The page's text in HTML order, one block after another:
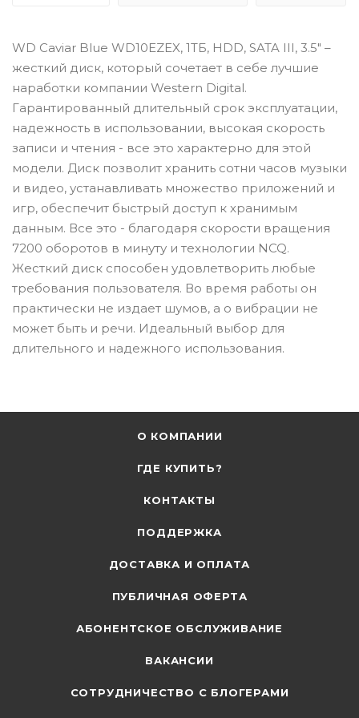
WD Caviar Blue WD10EZEX, 1ТБ, HDD, SATA III, 3.5" –
жесткий диск, который сочетает в себе лучшие
наработки компании Western Digital.
Гарантированный длительный срок эксплуатации,
надежность в использовании, высокая скорость
записи и чтения - все это характерно для этой
модели. Диск позволит хранить сотни часов музыки
и видео, устанавливать множество приложений и
игр, обеспечит быстрый доступ к хранимым
данным. Все это - благодаря скорости вращения
7200 оборотов в минуту и технологии NCQ.
Жесткий диск способен удовлетворить любые
требования пользователя. Во время работы он
практически не издает шумов, а о вибрации не
может быть и речи. Идеальный выбор для
длительного и надежного использования.
О КОМПАНИИ
ГДЕ КУПИТЬ?
КОНТАКТЫ
ПОДДЕРЖКА
ДОСТАВКА И ОПЛАТА
ПУБЛИЧНАЯ ОФЕРТА
АБОНЕНТСКОЕ ОБСЛУЖИВАНИЕ
ВАКАНСИИ
СОТРУДНИЧЕСТВО С БЛОГЕРАМИ